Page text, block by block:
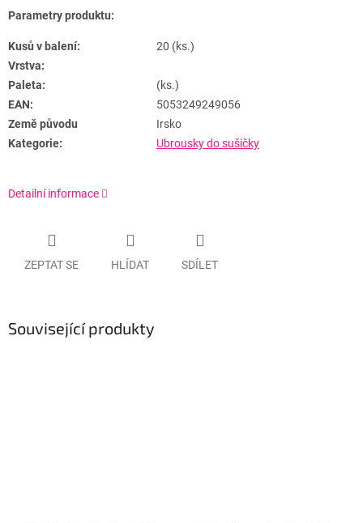
Parametry produktu:
Kusů v balení:
20 (ks.)
Vrstva:
Paleta:
(ks.)
EAN:
5053249249056
Země původu
Irsko
Kategorie:
Ubrousky do sušičky
Detailní informace
ZEPTAT SE HLÍDAT SDÍLET
Související produkty